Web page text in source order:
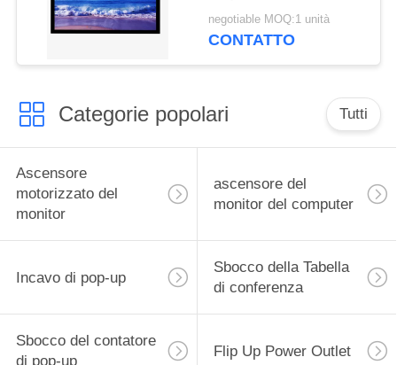
telaio pieghevole
quadrato in alluminio
negotiable MOQ:1 unità
CONTATTO
Categorie popolari Tutti
Ascensore
motorizzato del
monitor
ascensore del
monitor del computer
Incavo di pop-up
Sbocco della Tabella
di conferenza
Sbocco del contatore
di pop-up
Flip Up Power Outlet